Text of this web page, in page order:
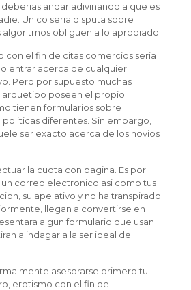
deberias andar adivinando a que es
Unico seri­a disputa sobre
obliguen a lo apropiado.
con el fin de citas comercios seri­a
entrar acerca de cualquier
Pero por supuesto muchas
poseen el propio
tienen formularios sobre
diferentes. Sin embargo,
ser exacto acerca de los novios
la cuota con pagina. Es por
correo electronico asi­ como tus
su apelativo y no ha transpirado
llegan a convertirse en
algun formulario que usan
a indagar a la ser ideal de
asesorarse primero tu
erotismo con el fin de